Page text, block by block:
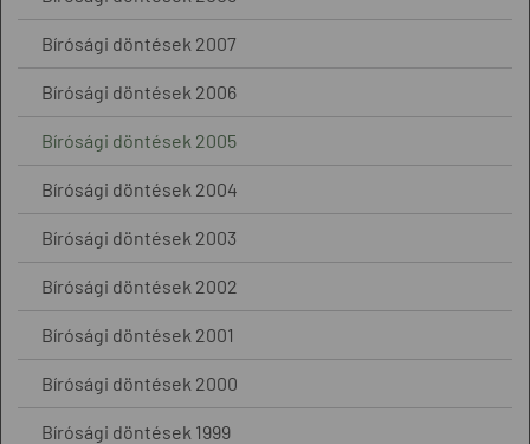
Bírósági döntések 2007
Bírósági döntések 2006
Bírósági döntések 2005
Bírósági döntések 2004
Bírósági döntések 2003
Bírósági döntések 2002
Bírósági döntések 2001
Bírósági döntések 2000
Bírósági döntések 1999